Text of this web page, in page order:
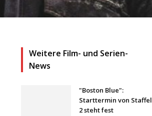
Weitere Film- und Serien-
News
"Boston Blue":
Starttermin von Staffel
2 steht fest